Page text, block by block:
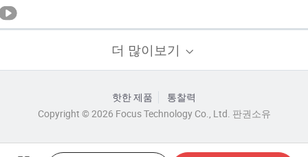
더 많이보기
핫한 제품
통찰력
Copyright © 2026 Focus Technology Co., Ltd. 판권소유